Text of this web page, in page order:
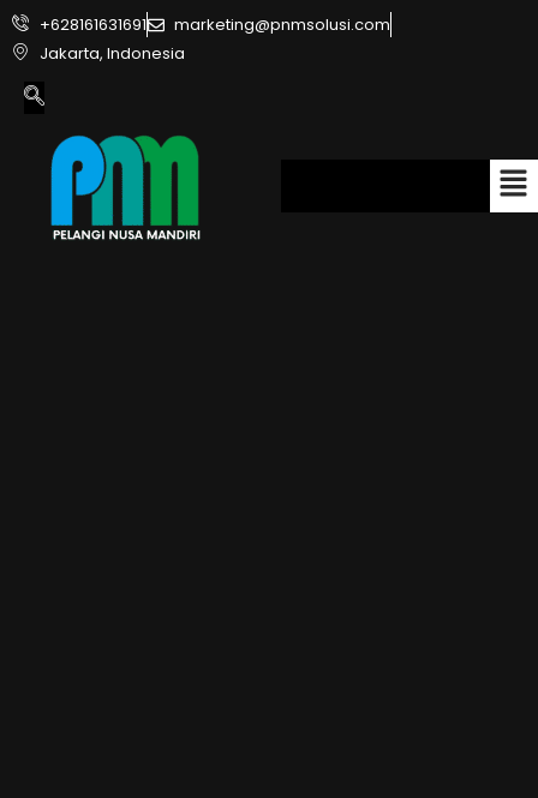
+628161631691
marketing@pnmsolusi.com
Jakarta, Indonesia